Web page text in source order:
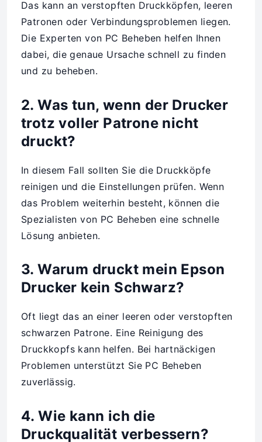
Das kann an verstopften Druckköpfen, leeren
Patronen oder Verbindungsproblemen liegen.
Die Experten von PC Beheben helfen Ihnen
dabei, die genaue Ursache schnell zu finden
und zu beheben.
2. Was tun, wenn der Drucker
trotz voller Patrone nicht
druckt?
In diesem Fall sollten Sie die Druckköpfe
reinigen und die Einstellungen prüfen. Wenn
das Problem weiterhin besteht, können die
Spezialisten von PC Beheben eine schnelle
Lösung anbieten.
3. Warum druckt mein Epson
Drucker kein Schwarz?
Oft liegt das an einer leeren oder verstopften
schwarzen Patrone. Eine Reinigung des
Druckkopfs kann helfen. Bei hartnäckigen
Problemen unterstützt Sie PC Beheben
zuverlässig.
4. Wie kann ich die
Druckqualität verbessern?